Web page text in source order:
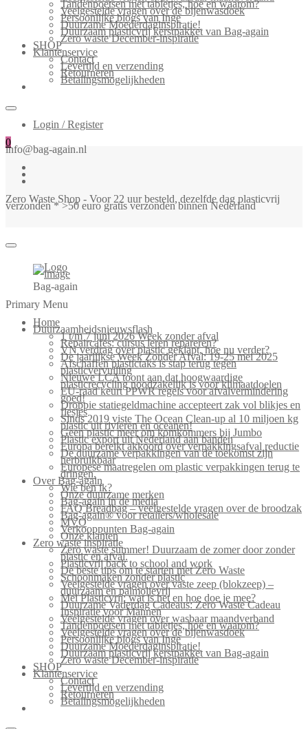
Tandenpoetsen met tabletjes, hoe en waarom?
Veelgestelde vragen over de bijenwasdoek
Persoonlijke blogs van Inge
Duurzame Moederdaginspiratie!
Duurzaam plasticvrij kerstpakket van Bag-again
Zero waste December-inspiratie
SHOP
Klantenservice
Contact
Levertijd en verzending
Retourneren
Betalingsmogelijkheden
Login / Register
0
info@bag-again.nl
Zero Waste Shop - Voor 22 uur besteld, dezelfde dag plasticvrij
verzonden * >50 euro gratis verzonden binnen Nederland
Bag-again
Primary Menu
Home
Duurzaamheidsnieuwsflash
1 t/m 7 juni 2026 Week zonder afval
Repaircafés: cursus leren repareren?
VN verdrag over plastic geklapt, hoe nu verder?
De jaarlijkse Week Zonder Afval: 19-25 mei 2025
Afschaffen plastictaks is stap terug tegen
plasticvervuiling
Nieuwe LCA toont aan dat hoogwaardige
plasticrecycling noodzakelijk is voor klimaatdoelen
EU-raad keurt PPWR regels voor afvalvermindering
goed!
Droppie statiegeldmachine accepteert zak vol blikjes en
flesjes
Sinds 2019 viste The Ocean Clean-up al 10 miljoen kg
plastic uit rivieren en oceanen!
Geen plastic meer om komkommers bij Jumbo
Plastic export uit Nederland aan banden
Europa bereikt akkoord over verpakkingsafval reductie
De duurzame verpakkingen van de toekomst zijn
herbruikbaar
Europese maatregelen om plastic verpakkingen terug te
dringen.
Over Bag-again
Wie ben ik?
Onze duurzame merken
Bag-again in de media
FAQ Breadbag – veelgestelde vragen over de broodzak
Bag-again® voor retailers/wholesale
MVO
Verkooppunten Bag-again
Onze klanten
Zero waste inspiratie
Zero waste summer! Duurzaam de zomer door zonder
plastic en afval.
Plasticvrij back to school and work
De beste tips om te starten met Zero Waste
Schoonmaken zonder plastic
Veelgestelde vragen over vaste zeep (blokzeep) –
duurzaam en palmolievrij
Mei Plasticvrij: wat is het en hoe doe je mee?
Duurzame Vaderdag Cadeaus: Zero Waste Cadeau
Inspiratie voor Mannen
Veelgestelde vragen over wasbaar maandverband
Tandenpoetsen met tabletjes, hoe en waarom?
Veelgestelde vragen over de bijenwasdoek
Persoonlijke blogs van Inge
Duurzame Moederdaginspiratie!
Duurzaam plasticvrij kerstpakket van Bag-again
Zero waste December-inspiratie
SHOP
Klantenservice
Contact
Levertijd en verzending
Retourneren
Betalingsmogelijkheden